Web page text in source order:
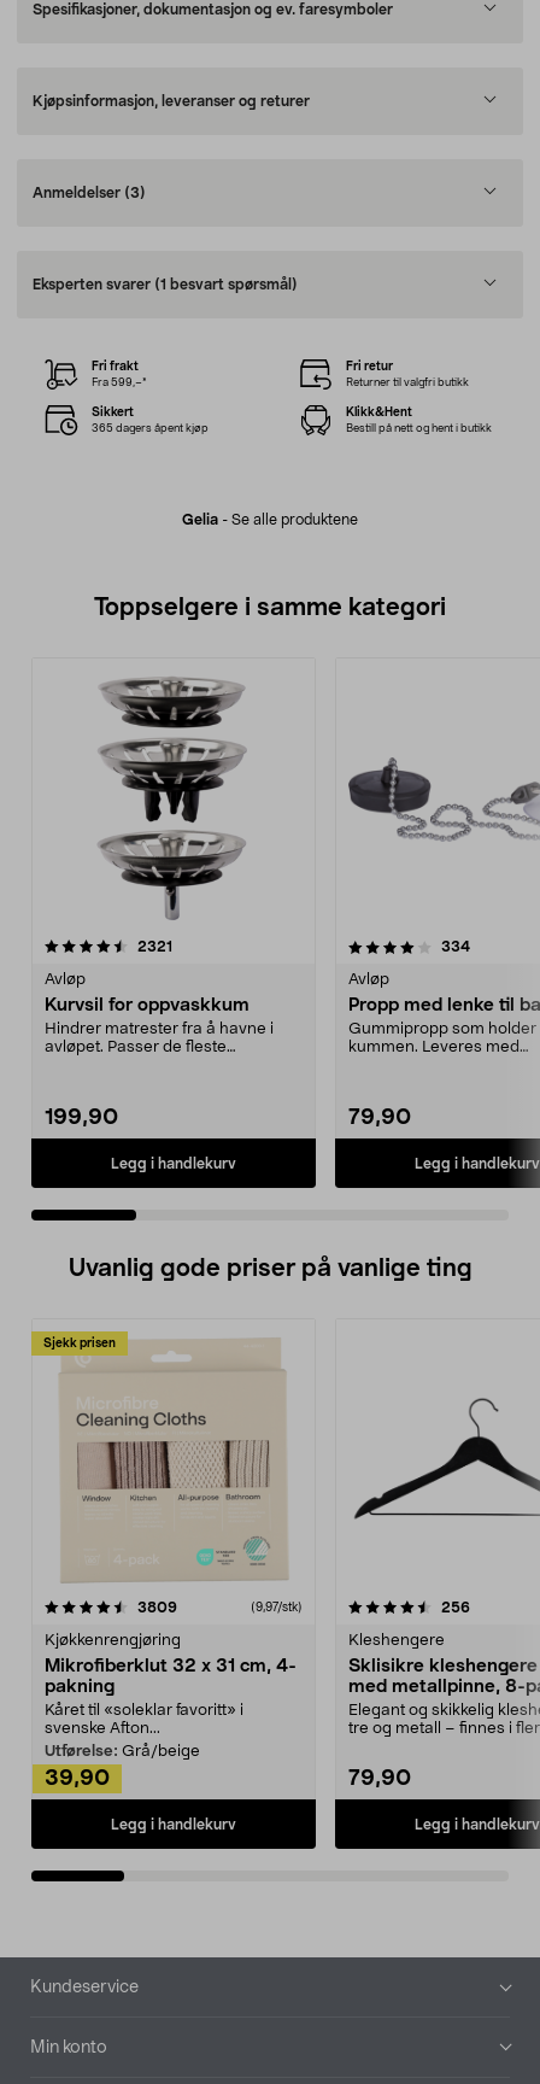
Spesifikasjoner, dokumentasjon og ev. faresymboler
Kjøpsinformasjon, leveranser og returer
Anmeldelser (3)
Eksperten svarer (1 besvart spørsmål)
Gelia - Se alle produktene
Fri frakt
Fra 599,–*
Fri retur
Returner til valgfri butikk
Sikkert
365 dagers åpent kjøp
Klikk&Hent
Bestill på nett og hent i butikk
Toppselgere i samme kategori
2321
Avløp
Kurvsil for oppvaskkum
Hindrer matrester fra å havne i
avløpet. Passer de fleste
199,90
Legg i handlekurv
4.0 av 5 stjerner 334
Avløp
Propp med lenke til
Gummipropp som holder
kummen. Leveres med
79,90
Legg i handlekurv
4.5 av 5 stjerner
Uvanlig gode priser på vanlige ting
Sjekk prisen
3809anmeldelser(9,97/stk)
Kjøkkenrengjøring
Mikrofiberklut 32 x 31 cm, 4-
pakning
Kåret til «soleklar favoritt» i
svenske Afton...
Utførelse: Grå/beige
39,90
Legg i handlekurv
4.5av 5 stjerner 256
Kleshengere
Sklisikre
med metallpinne, 8-
Elegant og skikkelig
tre og metall – finnes i
79,90
Legg i handlekurv
4.5av 5 stjerner
Bunntekst
Kundeservice
Min konto